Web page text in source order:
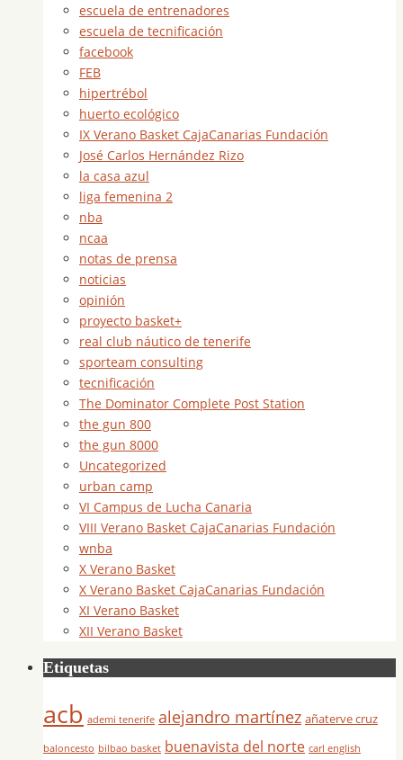
escuela de entrenadores
escuela de tecnificación
facebook
FEB
hipertrébol
huerto ecológico
IX Verano Basket CajaCanarias Fundación
José Carlos Hernández Rizo
la casa azul
liga femenina 2
nba
ncaa
notas de prensa
noticias
opinión
proyecto basket+
real club náutico de tenerife
sporteam consulting
tecnificación
The Dominator Complete Post Station
the gun 800
the gun 8000
Uncategorized
urban camp
VI Campus de Lucha Canaria
VIII Verano Basket CajaCanarias Fundación
wnba
X Verano Basket
X Verano Basket CajaCanarias Fundación
XI Verano Basket
XII Verano Basket
Etiquetas
acb ademi tenerife alejandro martínez añaterve cruz
baloncesto bilbao basket buenavista del norte carl english